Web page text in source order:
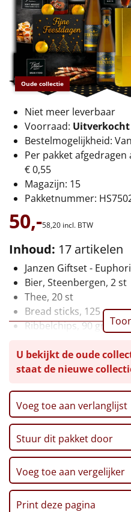
€55 tot €75
€75 tot €100
€100 en hoger
Alle kerstpakketten 2026
Thema
Origineel
Rituals
Luxe
Vrouwen
Duurzaam
Leuke
Goedkope
Alle thema's
Artikel
Hitster NIEUW
Pizzarette
Oude collectie
Niet meer leverbaar
Voorraad: Uitverkocht
Bestelmogelijkheid:
Per pakket afgedragen
€ 0,55
Magazijn: 15
Pakketnummer:
50,-58,20 incl. BTW
Inhoud: 17 artikelen
Janzen Giftset -
Bier, Steenbergen, 2 st
Thee, 20 st
Bread sticks, 125 gr
Ribbelchips, 90 gr
Pretzelsticks XXL, 200
Borrelnoten, 'Nacho
Nougat, 130 gr
Knoflookbroodjes, 150
Chocolade
Kerstkaart
Kerstmagazine
Verpakt in een
U bekijkt de oude
staat de nieuwe
Voeg toe aan verlanglijst
Stuur dit pakket door
Voeg toe aan vergelijker
Print deze pagina